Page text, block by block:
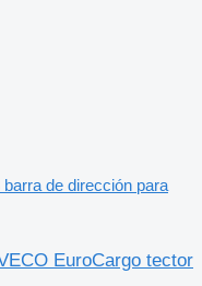
barra de dirección para
EuroCargo tector